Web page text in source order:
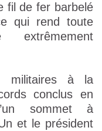
fil de fer barbelé
qui rend toute
militaires à la
conclus en
sommet à
et le président